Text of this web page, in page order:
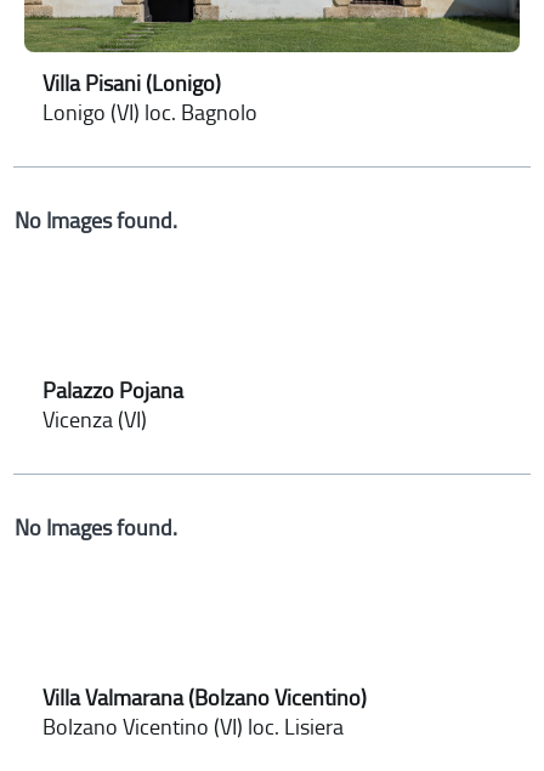
Villa Pisani (Lonigo)
Lonigo (VI) loc. Bagnolo
No Images found.
Palazzo Pojana
Vicenza (VI)
No Images found.
Villa Valmarana (Bolzano Vicentino)
Bolzano Vicentino (VI) loc. Lisiera